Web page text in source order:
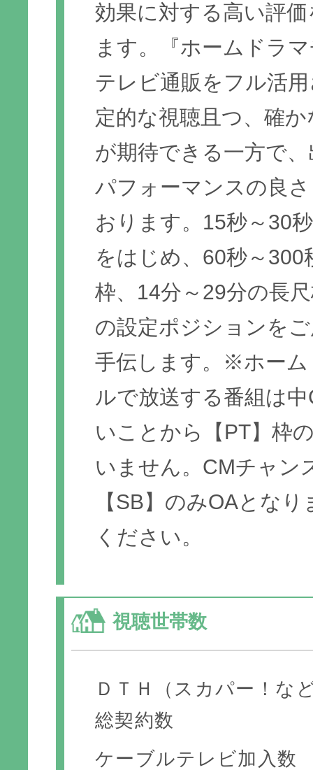
効果に対する高い評
ます。『ホームドラ
テレビ通販をフル活
定的な視聴且つ、確
が期待できる一方で
パフォーマンスの良
おります。15秒～30
をはじめ、60秒～
枠、14分～29分の長
の設定ポジションを
手伝します。※ホー
ルで放送する番組は
いことから【PT】枠
いません。CMチャン
【SB】のみOAとな
ください。
視聴世帯数
ＤＴＨ（スカパー！な
総契約数
ケーブルテレビ加入数